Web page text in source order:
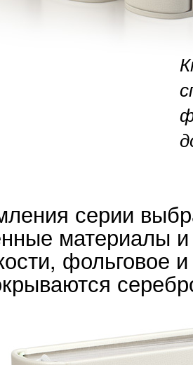
серии
материалы
фольговое